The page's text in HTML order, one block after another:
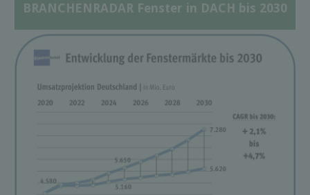
BRANCHENRADAR Fenster in DACH bis 2030